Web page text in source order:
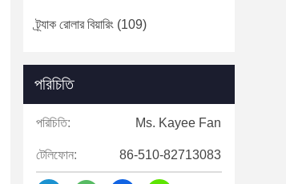
ট্র্যাক রোলার বিয়ারিং (109)
পরিচিতি
পরিচিতি: Ms. Kayee Fan
টেলিফোন: 86-510-82713083